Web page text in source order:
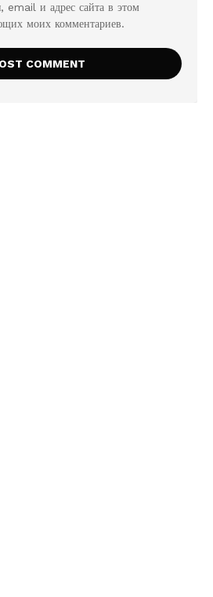
email и адрес сайта в этом
моих комментариев.